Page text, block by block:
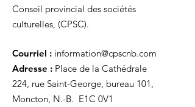
Conseil provincial des sociétés
culturelles, (CPSC).
Courriel : information@cpscnb.com
Adresse : Place de la Cathédrale
224, rue Saint-George, bureau 101,
Moncton, N.-B. E1C 0V1